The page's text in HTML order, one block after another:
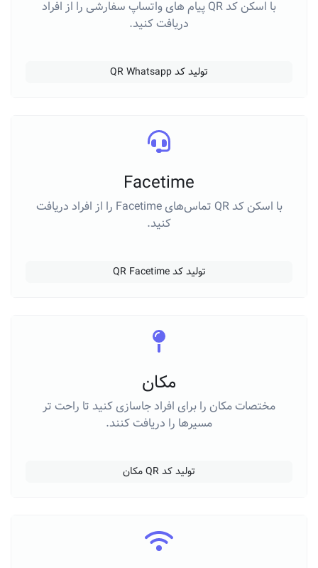
با اسکن کد QR پیام های واتساپ سفارشی را از افراد
دریافت کنید.
تولید کد QR Whatsapp
Facetime
با اسکن کد QR تماس‌های Facetime را از افراد دریافت
کنید.
تولید کد QR Facetime
مکان
مختصات مکان را برای افراد جاسازی کنید تا راحت تر
مسیرها را دریافت کنند.
تولید کد QR مکان